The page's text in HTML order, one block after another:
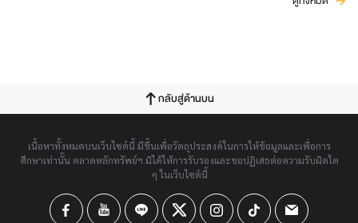
กลับสู่ด้านบน
เนื้อหาทั้งหมดบนเว็บไซต์นี้ มีขึ้นเพื่อวัตถุประสงค์ในการให้ข้อมูลและเพื่อการ
ศึกษาเท่านั้น ตลาดหลักทรัพย์ฯ มิได้ให้การรับรองและขอปฏิเสธต่อความรับผิดใด
ๆ ในเว็บไซต์นี้